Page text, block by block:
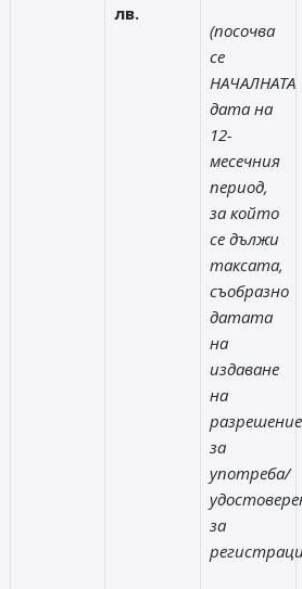
лв.
(посочва
се
НАЧАЛНАТА
дата на
12-
месечния
период,
за който
се дължи
таксата,
съобразно
датата
на
издаване
на
за
употреба/
за